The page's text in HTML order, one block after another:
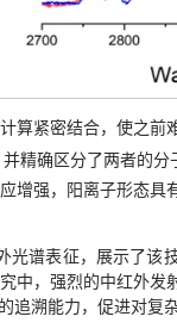
算紧密结合，使之
精确区分了两者的
增强，阳离子形态
谱表征，展示了该
中，强烈的中红外
溯能力，促进对复